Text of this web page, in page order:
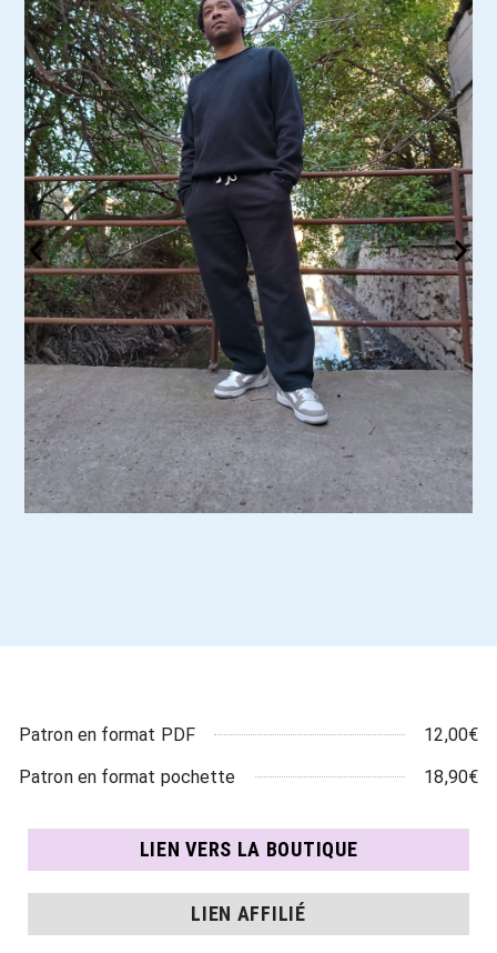
Patron en format PDF 12,00€
Patron en format pochette 18,90€
LIEN VERS LA BOUTIQUE
LIEN AFFILIÉ